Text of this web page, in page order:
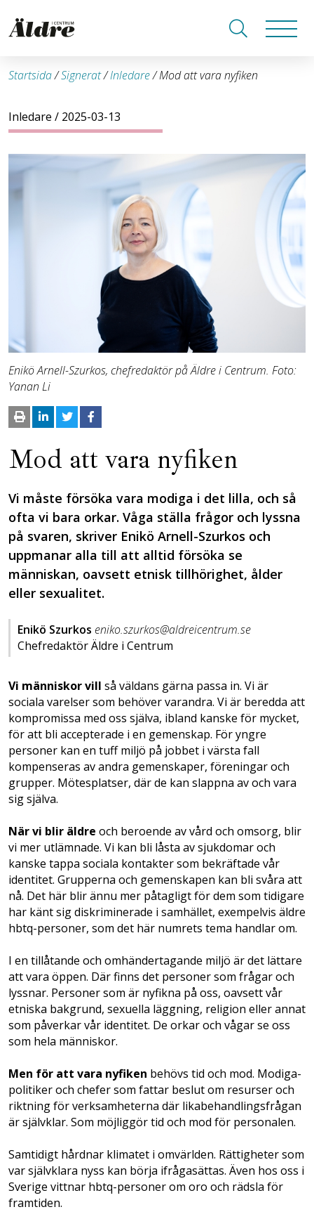
Startsida/Signerat/Inledare/Mod att vara nyfiken
Inledare / 2025-03-13
Enikö Arnell-Szurkos, chefredaktör på Äldre i Centrum. Foto:
Yanan Li
Mod att vara nyfiken
Vi måste försöka vara modiga i det lilla, och så
ofta vi bara orkar. Våga ställa frågor och lyssna
på svaren, skriver Enikö Arnell-Szurkos och
uppmanar alla till att alltid försöka se
människan, oavsett etnisk tillhörighet, ålder
eller sexualitet.
Enikö Szurkos eniko.szurkos@aldreicentrum.se
Chefredaktör Äldre i Centrum
Vi människor vill så väldans gärna passa in. Vi är
sociala varelser som behöver varandra. Vi är beredda att
kompromissa med oss själva, ibland kanske för mycket,
för att bli accepterade i en gemenskap. För yngre
personer kan en tuff miljö på jobbet i värsta fall
kompenseras av andra gemenskaper, föreningar och
grupper. Mötesplatser, där de kan slappna av och vara
sig själva.
När vi blir äldre och beroende av vård och omsorg, blir
vi mer utlämnade. Vi kan bli låsta av sjukdomar och
kanske tappa sociala kontakter som bekräftade vår
identitet. Grupperna och gemenskapen kan bli svåra att
nå. Det här blir ännu mer påtagligt för dem som tidigare
har känt sig diskriminerade i samhället, exempelvis äldre
hbtq-personer, som det här numrets tema handlar om.
I en tillåtande och omhändertagande miljö är det lättare
att vara öppen. Där finns det personer som frågar och
lyssnar. Personer som är nyfikna på oss, oavsett vår
etniska bakgrund, sexuella läggning, religion eller annat
som påverkar vår identitet. De orkar och vågar se oss
som hela människor.
Men för att vara nyfiken behövs tid och mod. Modiga­
politiker och chefer som fattar beslut om resurser och
riktning för verksamheterna där likabehandlingsfrågan
är självklar. Som möjliggör tid och mod för personalen.
Samtidigt hårdnar klimatet i omvärlden. Rättigheter som
var självklara nyss kan börja ifrågasättas. Även hos oss i
Sverige vittnar hbtq-personer om oro och rädsla ­för
framtiden.